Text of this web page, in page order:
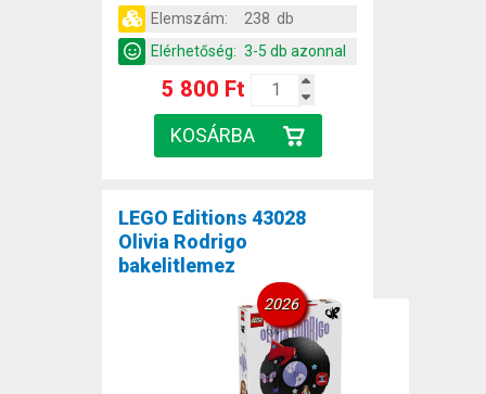
Elemszám:
238 db
Elérhetőség: 3-5 db azonnal
5 800 Ft
LEGO Editions 43028
Olivia Rodrigo
bakelitlemez
2026